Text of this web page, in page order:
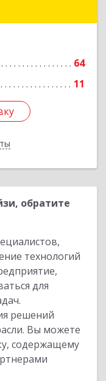
64
11
обратите
технологий
для
решений
Вы можете
содержащему